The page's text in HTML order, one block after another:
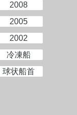
2008
2005
2002
冷凍船
球状船首